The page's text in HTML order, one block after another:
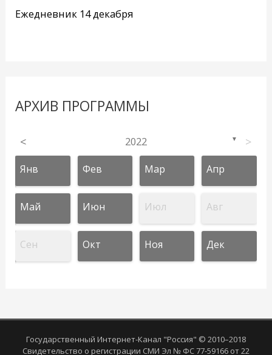
Ежедневник 14 декабря
АРХИВ ПРОГРАММЫ
< 2022 ▼ >
Янв Фев Мар Апр
Май Июн Июл Авг
Сен Окт Ноя Дек
Государственный Интернет-Канал "Россия" © 2010–2018
Свидетельство о регистрации СМИ Эл № ФС 77-59166 от 22